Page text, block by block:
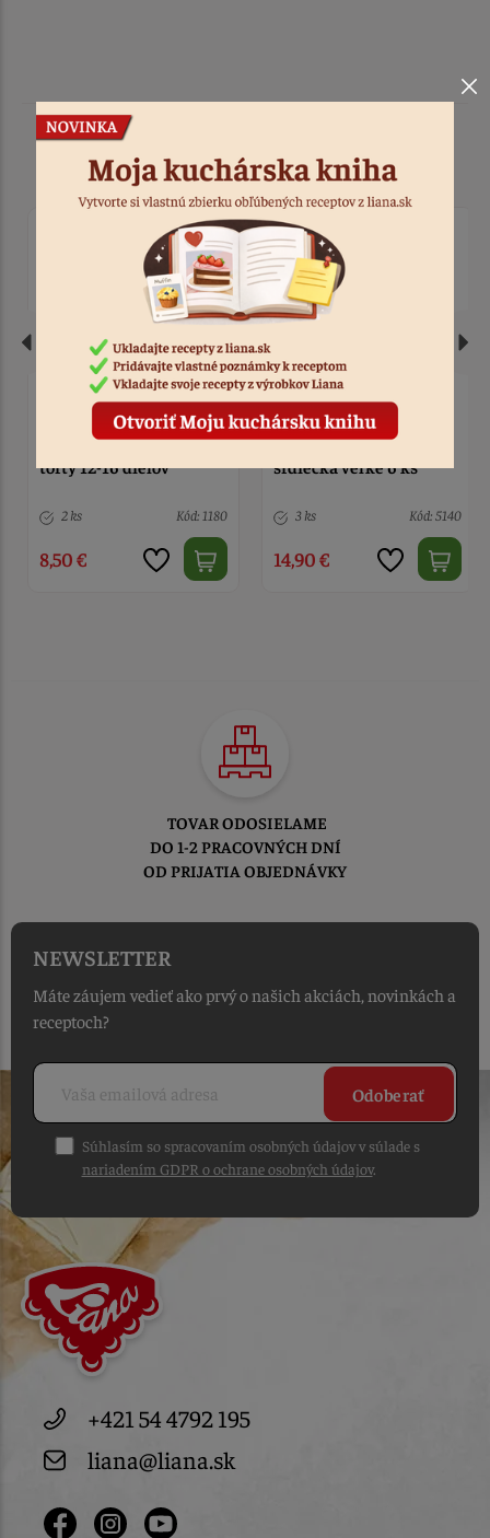
Podobné produkty
Naznačovač rezov na
torty 12-16 dielov
2 ks Kód: 1180
8,50 €
Forma na laskonky
srdiečka veľké 6 ks
3 ks Kód: 5140
14,90 €
TOVAR ODOSIELAME
DO 1-2 PRACOVNÝCH DNÍ
OD PRIJATIA OBJEDNÁVKY
NEWSLETTER
Máte záujem vedieť ako prvý o našich akciách, novinkách a
receptoch?
Odoberať
Súhlasím so spracovaním osobných údajov v súlade s
nariadením GDPR o ochrane osobných údajov.
+421 54 4792 195
liana@liana.sk